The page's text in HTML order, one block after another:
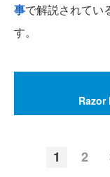
事で解説されてい
す。
Razor
1 2